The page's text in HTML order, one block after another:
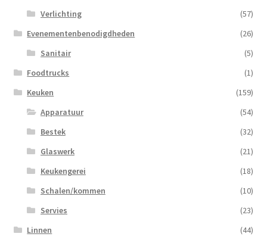
Verlichting
(57)
Evenementenbenodigdheden
(26)
Sanitair
(5)
Foodtrucks
(1)
Keuken
(159)
Apparatuur
(54)
Bestek
(32)
Glaswerk
(21)
Keukengerei
(18)
Schalen/kommen
(10)
Servies
(23)
Linnen
(44)